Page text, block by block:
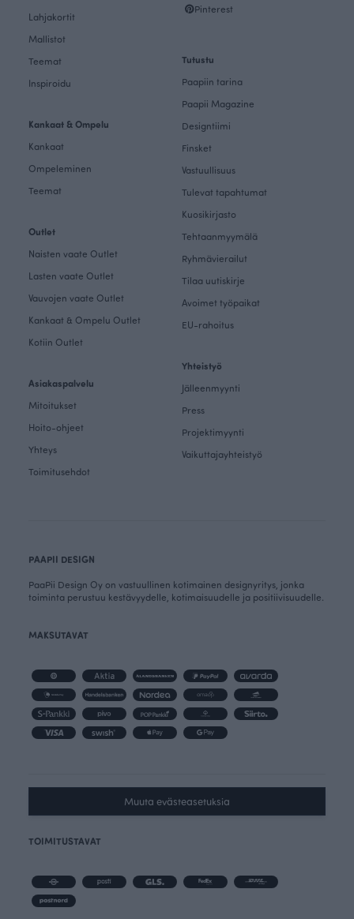
Lahjakortit
Mallistot
Teemat
Inspiroidu
Kankaat & Ompelu
Kankaat
Ompeleminen
Teemat
Outlet
Naisten vaate Outlet
Lasten vaate Outlet
Vauvojen vaate Outlet
Kankaat & Ompelu Outlet
Kotiin Outlet
Asiakaspalvelu
Mitoitukset
Hoito-ohjeet
Yhteys
Toimitusehdot
Pinterest
Tutustu
Paapiin tarina
Paapii Magazine
Designtiimi
Finsket
Vastuullisuus
Tulevat tapahtumat
Kuosikirjasto
Tehtaanmyymälä
Ryhmävierailut
Tilaa uutiskirje
Avoimet työpaikat
EU-rahoitus
Yhteistyö
Jälleenmyynti
Press
Projektimyynti
Vaikuttajayhteistyö
PAAPII DESIGN
PaaPii Design Oy on vastuullinen kotimainen designyritys, jonka
toiminta perustuu kestävyydelle, kotimaisuudelle ja positiivisuudelle.
MAKSUTAVAT
Muuta evästeasetuksia
TOIMITUSTAVAT